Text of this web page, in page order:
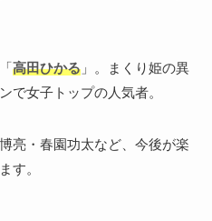
高田ひかる」。まくり姫の異
で女子トップの人気者。
亮・春園功太など、今後が楽
す。